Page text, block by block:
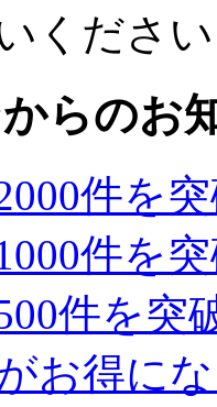
くださ
らのお
件を
件を
件を突
お得に